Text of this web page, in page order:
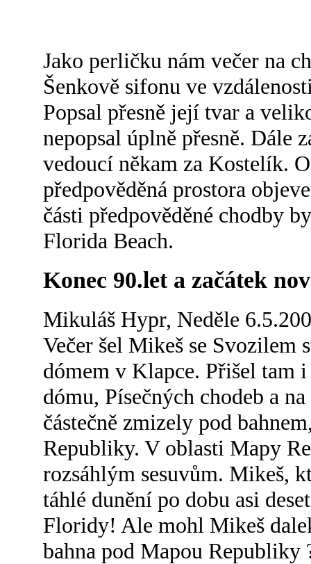
Jako perličku nám večer na
Šenkově sifonu ve
Popsal přesně její tvar a
nepopsal úplně přesně. Dále
vedoucí někam za Kostelík.
předpověděná prostora
části předpověděné chodby
Florida Beach.
Konec 90.let a začátek
Mikuláš Hypr, Neděle
Večer šel Mikeš se Svozilem
dómem v Klapce. Přišel tam
dómu, Písečných chodeb a
částečně zmizely pod
Republiky. V oblasti Mapy
rozsáhlým sesuvům. Mikeš,
táhlé dunění po dobu asi
Floridy! Ale mohl Mikeš
bahna pod Mapou Republiky